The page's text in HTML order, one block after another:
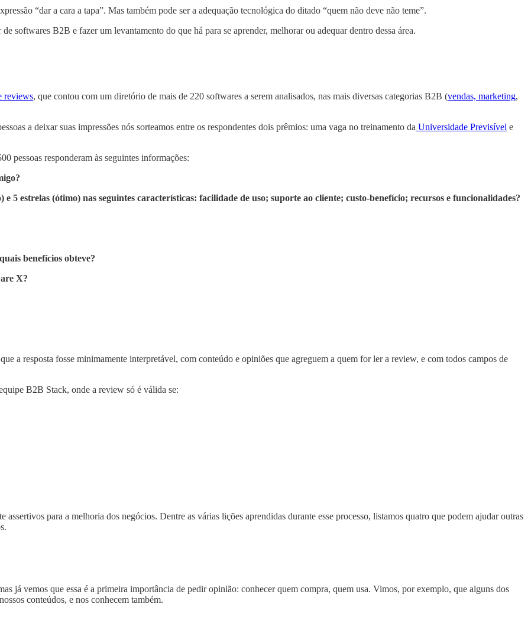
“dar a cara a tapa”. Mas também pode ser a adequação tecnológica do ditado “quem não deve não teme”.
softwares B2B e fazer um levantamento do que há para se aprender, melhorar ou adequar dentro dessa área.
reviews, que contou com um diretório de mais de 220 softwares a serem analisados, nas mais diversas categorias B2B (vendas, marketing,
a deixar suas impressões nós sorteamos entre os respondentes dois prêmios: uma vaga no treinamento da Universidade Previsível e
pessoas responderam às seguintes informações:
e 5 estrelas (ótimo) nas seguintes características: facilidade de uso; suporte ao cliente; custo-benefício; recursos e funcionalidades?
benefícios obteve?
X?
a resposta fosse minimamente interpretável, com conteúdo e opiniões que agreguem a quem for ler a review, e com todos campos de
B2B Stack, onde a review só é válida se:
para a melhoria dos negócios. Dentre as várias lições aprendidas durante esse processo, listamos quatro que podem ajudar outras
já vemos que essa é a primeira importância de pedir opinião: conhecer quem compra, quem usa. Vimos, por exemplo, que alguns dos
conteúdos, e nos conhecem também.